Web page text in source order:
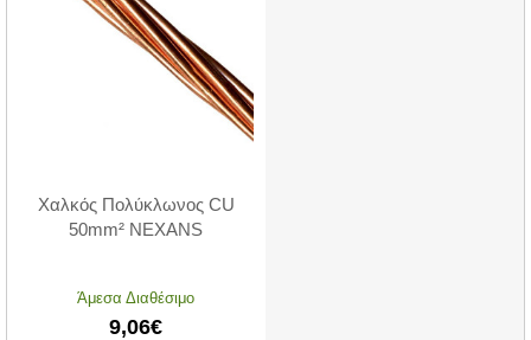
Χαλκός Πολύκλωνος CU
50mm² NEXANS
Άμεσα Διαθέσιμο
9,06€